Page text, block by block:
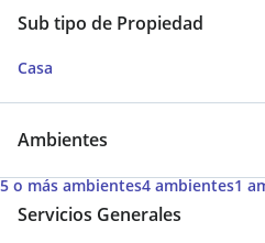
Sub tipo de Propiedad
Casa
Ambientes
5 o más ambientes4 ambientes1
Servicios Generales